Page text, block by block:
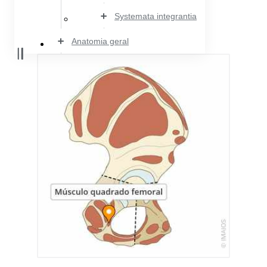
Systemata integrantia
Anatomia geral